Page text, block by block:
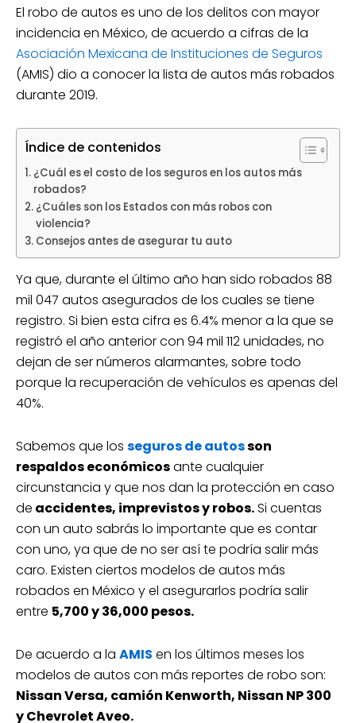
El robo de autos es uno de los delitos con mayor
incidencia en México, de acuerdo a cifras de la
Asociación Mexicana de Instituciones de Seguros
(AMIS) dio a conocer la lista de autos más robados
durante 2019.
Índice de contenidos
¿Cuál es el costo de los seguros en los autos más
robados?
¿Cuáles son los Estados con más robos con
violencia?
Consejos antes de asegurar tu auto
Ya que, durante el último año han sido robados 88
mil 047 autos asegurados de los cuales se tiene
registro. Si bien esta cifra es 6.4% menor a la que se
registró el año anterior con 94 mil 112 unidades, no
dejan de ser números alarmantes, sobre todo
porque la recuperación de vehículos es apenas del
40%.
Sabemos que los seguros de autosson
respaldos económicosante cualquier
circunstancia y que nos dan la protección en caso
de accidentes, imprevistos y robos.Si cuentas
con un auto sabrás lo importante que es contar
con uno, ya que de no ser así te podría salir más
caro. Existen ciertos modelos de autos más
robados en México y el asegurarlos podría salir
entre 5,700 y 36,000 pesos.
De acuerdo a la AMIS en los últimos meses los
modelos de autos con más reportes de robo son:
Nissan Versa, camión Kenworth, Nissan NP 300
y Chevrolet Aveo.